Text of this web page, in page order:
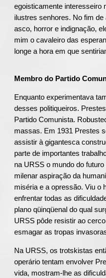
egoisticamente interesseiro
ilustres senhores. No fim
asco, horror e indignação,
mim o cavaleiro das
longe a hora em que
Membro do Partido
Enquanto experimentava
desses politiqueiros.
Partido Comunista.
massas. Em 1931 Prestes
assistir à gigantesca
parte de importantes
na URSS o mundo do
milenar aspiração da
miséria e a opressão. Viu o
enfrentar todas as
plano qüinqüenal do qual
URSS pôde resistir ao
esmagar as tropas
Na URSS, os trotskistas
operário tentam envolver
vida, mostram-lhe as